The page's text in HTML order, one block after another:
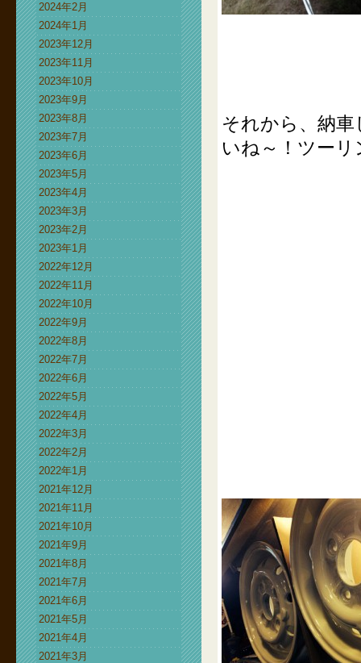
2024年2月
2024年1月
2023年12月
2023年11月
2023年10月
2023年9月
2023年8月
2023年7月
2023年6月
2023年5月
2023年4月
2023年3月
2023年2月
2023年1月
2022年12月
2022年11月
2022年10月
2022年9月
2022年8月
2022年7月
2022年6月
2022年5月
2022年4月
2022年3月
2022年2月
2022年1月
2021年12月
2021年11月
2021年10月
2021年9月
2021年8月
2021年7月
2021年6月
2021年5月
2021年4月
2021年3月
それから、納
いね～！ツー